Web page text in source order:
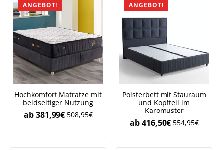
ANGEBOT!
Hochkomfort Matratze mit
beidseitiger Nutzung
ab 508,95€
381,99€
ANGEBOT!
Polsterbett mit Stauraum
und Kopfteil im
Karomuster
ab 554,95€
416,50€